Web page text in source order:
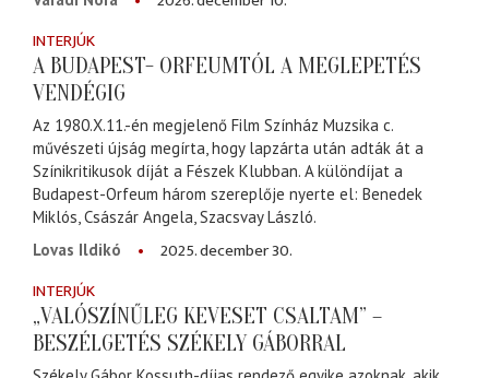
INTERJÚK
A BUDAPEST- ORFEUMTÓL A MEGLEPETÉS
VENDÉGIG
Az 1980.X.11.-én megjelenő Film Színház Muzsika c.
művészeti újság megírta, hogy lapzárta után adták át a
Színikritikusok díját a Fészek Klubban. A különdíjat a
Budapest-Orfeum három szereplője nyerte el: Benedek
Miklós, Császár Angela, Szacsvay László.
Lovas Ildikó
2025. december 30.
INTERJÚK
„VALÓSZÍNŰLEG KEVESET CSALTAM” –
BESZÉLGETÉS SZÉKELY GÁBORRAL